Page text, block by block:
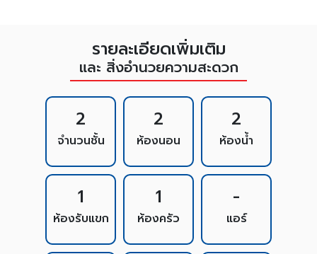
รายละเอียดเพิ่มเติม
และ สิ่งอำนวยความสะดวก
2
จำนวนชั้น
2
ห้องนอน
2
ห้องน้ำ
1
ห้องรับแขก
1
ห้องครัว
-
แอร์